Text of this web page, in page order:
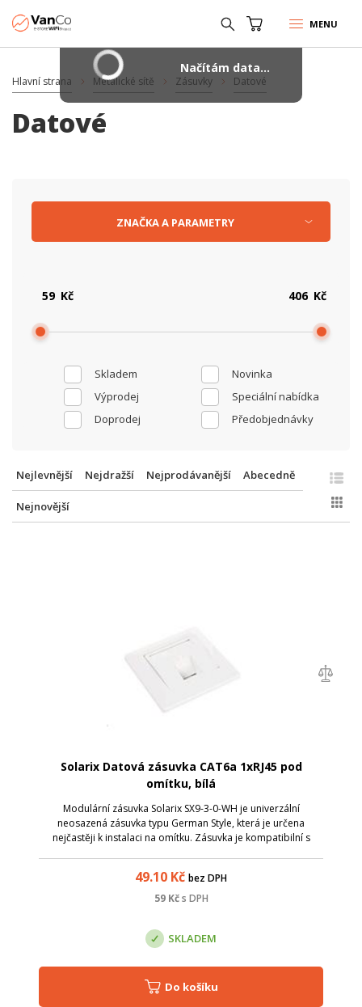
MENU
Hlavní strana Metalické sítě Zásuvky Datové
Datové
Skladem
Novinka
Výprodej
Speciální nabídka
Doprodej
Předobjednávky
Kč Kč
ZNAČKAA PARAMETRY
Nejlevnější Nejdražší Nejprodávanější Abecedně
Nejnovější
Solarix Datová zásuvka CAT6a 1xRJ45 pod
omítku, bílá
Modulární zásuvka Solarix SX9-3-0-WH je univerzální
neosazená zásuvka typu German Style, která je určena
nejčastěji k instalaci na omítku. Zásuvka je kompatibilní s
49.10 Kč bez DPH
59Kč s DPH
SKLADEM
Do košíku
Načítám data...